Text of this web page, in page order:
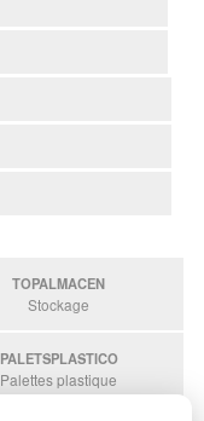
TOPALMACEN
Stockage
PALETSPLASTICO
Palettes plastique